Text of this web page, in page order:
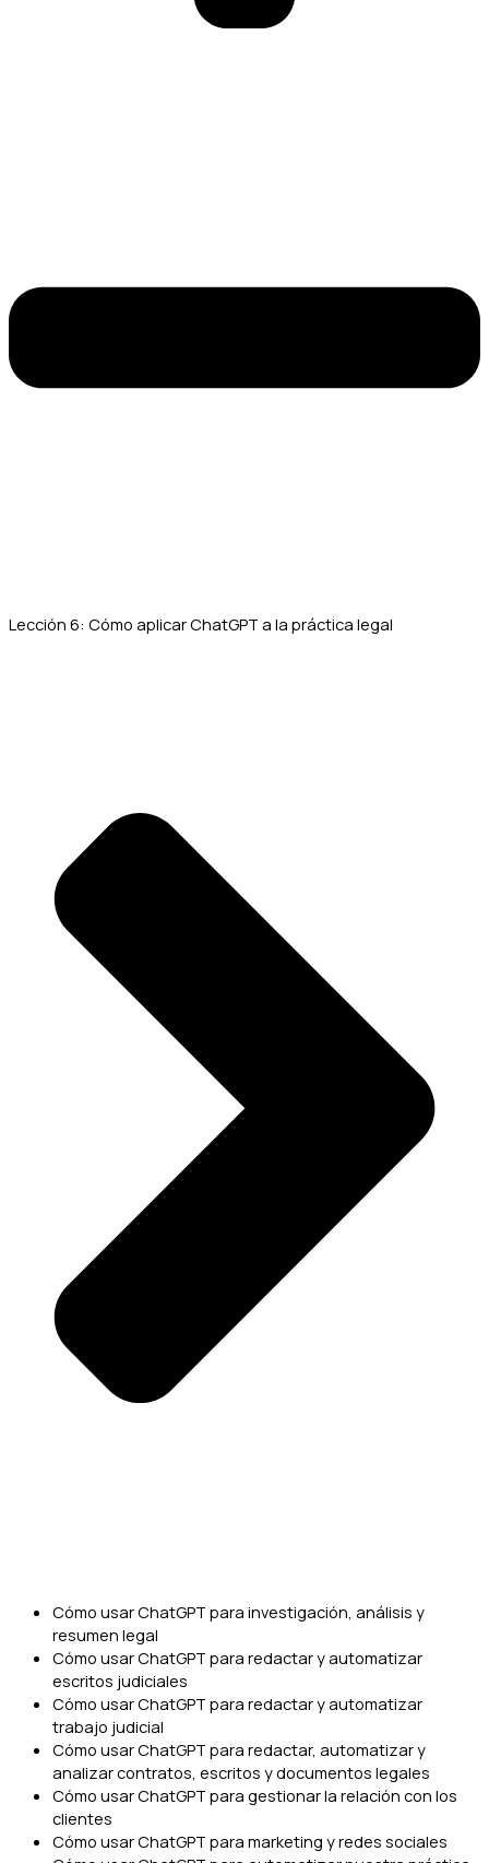
Lección 6: Cómo aplicar ChatGPT a la práctica legal
Cómo usar ChatGPT para investigación, análisis y
resumen legal
Cómo usar ChatGPT para redactar y automatizar
escritos judiciales
Cómo usar ChatGPT para redactar y automatizar
trabajo judicial
Cómo usar ChatGPT para redactar, automatizar y
analizar contratos, escritos y documentos legales
Cómo usar ChatGPT para gestionar la relación con los
clientes
Cómo usar ChatGPT para marketing y redes sociales